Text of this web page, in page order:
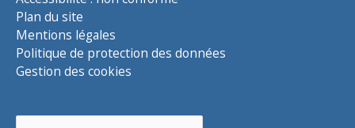
Plan du site
Mentions légales
Politique de protection des données
Gestion des cookies